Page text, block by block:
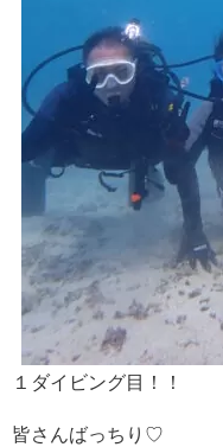
１ダイビング目！！
皆さんばっちり♡